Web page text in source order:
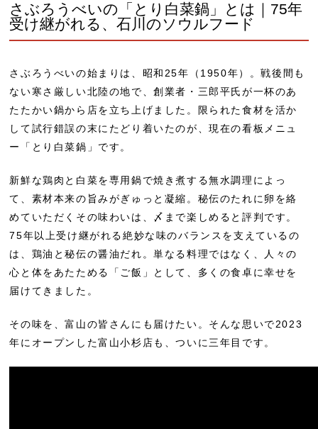
さぶろうべいの「とり白菜鍋」とは｜75年
受け継がれる、石川のソウルフード
さぶろうべいの始まりは、昭和25年（1950年）。戦後間も
ない寒さ厳しい北陸の地で、創業者・三郎平氏が一杯のあ
たたかい鍋から店を立ち上げました。限られた食材を活か
して試行錯誤の末にたどり着いたのが、現在の看板メニュ
ー「 とり白菜鍋 」です。
新鮮な鶏肉と白菜を専用鍋で焼き煮する無水調理 によっ
て、素材本来の旨みがぎゅっと凝縮。秘伝のたれに卵を絡
めていただくその味わいは、〆まで楽しめると評判です。
75年以上受け継がれる絶妙な味のバランス を支えているの
は、鶏油と秘伝の醤油だれ。単なる料理ではなく、人々の
心と体をあたためる「ご飯」として、多くの食卓に幸せを
届けてきました。
その味を、富山の皆さんにも届けたい。そんな思いで2023
年にオープンした富山小杉店も、ついに三年目です。